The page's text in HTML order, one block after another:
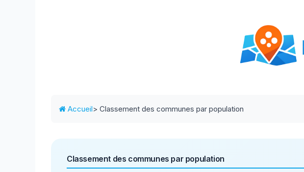
Accueil> Classement des communes par population
Classement des communes par population